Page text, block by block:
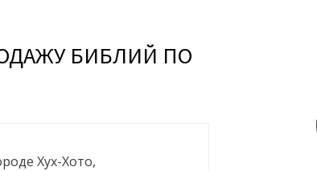
БИБЛИЙ ПО
Хух-Хото,